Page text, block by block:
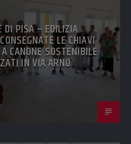
DI PISA – EDILIZIA
LE CHIAVI
CANONE SOSTENIBILE
IN VIA ARNO